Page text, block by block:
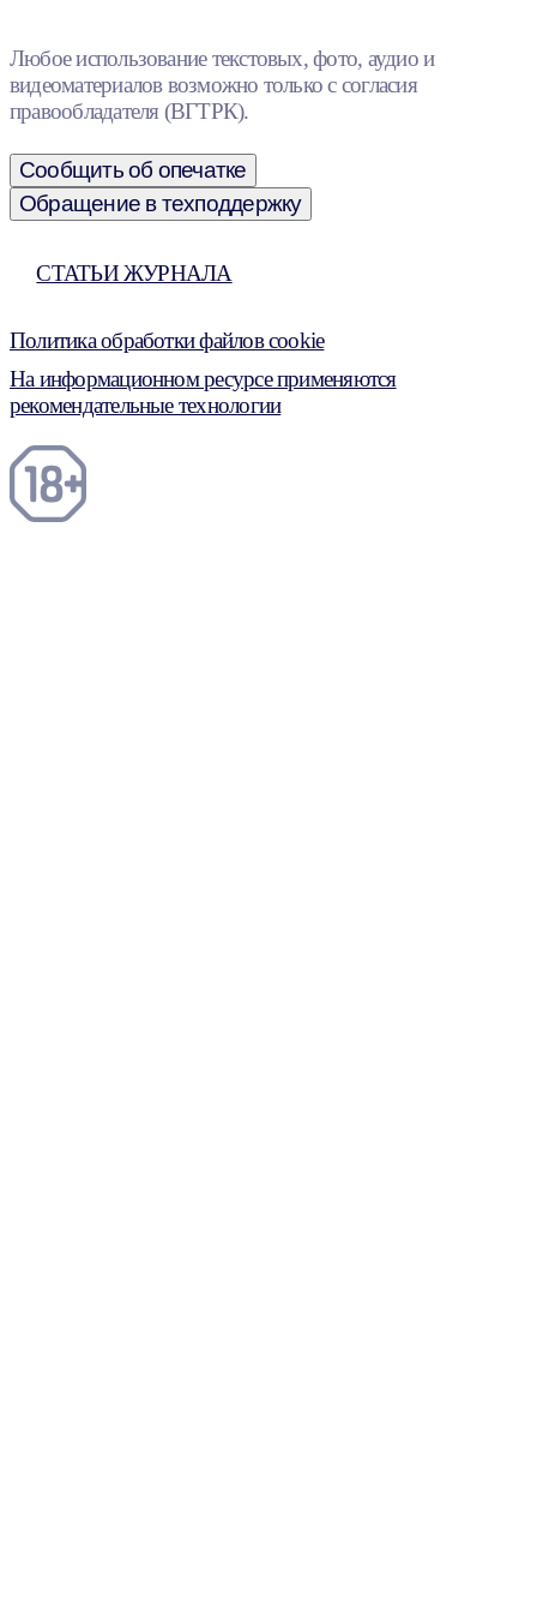
Любое использование текстовых, фото, аудио и
видеоматериалов возможно только с согласия
правообладателя (ВГТРК).
Сообщить об опечатке
Обращение в техподдержку
СТАТЬИ ЖУРНАЛА
Политика обработки файлов cookie
На информационном ресурсе применяются
рекомендательные технологии